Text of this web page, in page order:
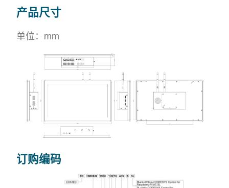
产品尺寸
单位：mm
订购编码